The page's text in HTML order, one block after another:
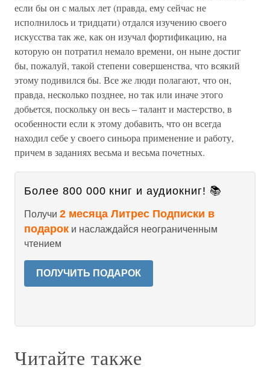
если бы он с малых лет (правда, ему сейчас не
исполнилось и тридцати) отдался изучению своего
искусства так же, как он изучал фортификацию, на
которую он потратил немало времени, он ныне достиг
бы, пожалуй, такой степени совершенства, что всякий
этому подивился бы. Все же люди полагают, что он,
правда, несколько позднее, но так или иначе этого
добьется, поскольку он весь – талант и мастерство, в
особенности если к этому добавить, что он всегда
находил себе у своего синьора применение и работу,
причем в заданиях весьма и весьма почетных.
Более 800 000 книг и аудиокниг! 📚
Получи 2 месяца Литрес Подписки в
подарок и наслаждайся неограниченным
чтением
ПОЛУЧИТЬ ПОДАРОК
Читайте также